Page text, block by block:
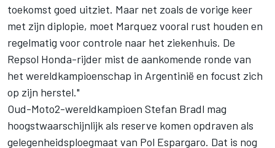
toekomst goed uitziet. Maar net zoals de vorige keer
met zijn diplopie, moet Marquez vooral rust houden en
regelmatig voor controle naar het ziekenhuis. De
Repsol Honda-rijder mist de aankomende ronde van
het wereldkampioenschap in Argentinië en focust zich
op zijn herstel."
Oud-Moto2-wereldkampioen Stefan Bradl mag
hoogstwaarschijnlijk als reserve komen opdraven als
gelegenheidsploegmaat van Pol Espargaro. Dat is nog